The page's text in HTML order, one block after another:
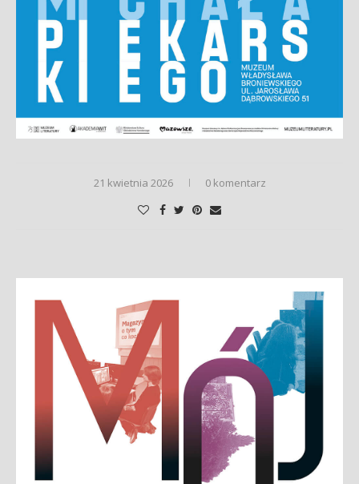
21 kwietnia 2026 0 komentarz